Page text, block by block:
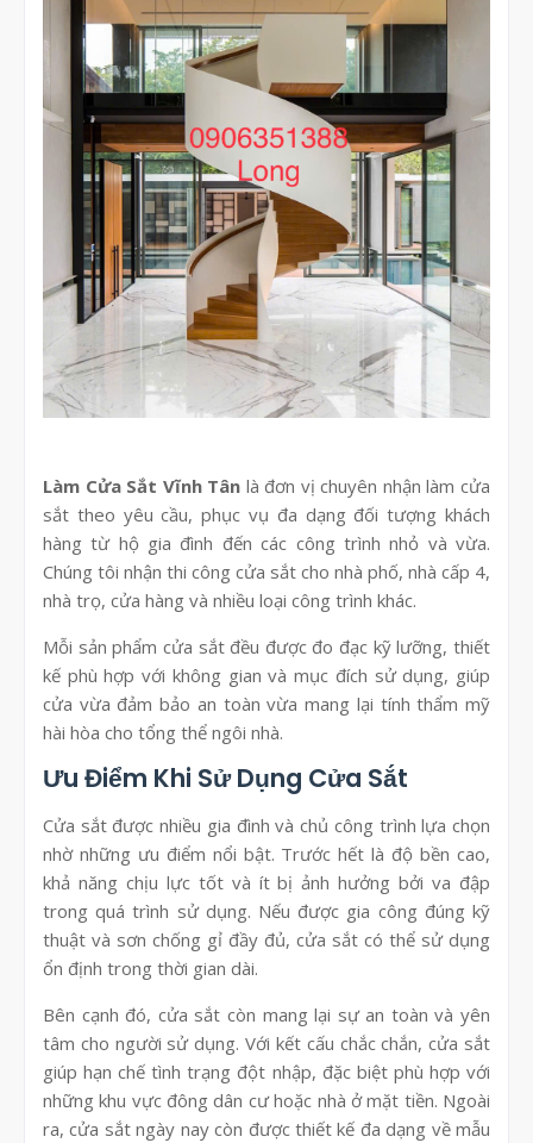
Làm Cửa Sắt Vĩnh Tân là đơn vị chuyên nhận làm cửa
sắt theo yêu cầu, phục vụ đa dạng đối tượng khách
hàng từ hộ gia đình đến các công trình nhỏ và vừa.
Chúng tôi nhận thi công cửa sắt cho nhà phố, nhà cấp 4,
nhà trọ, cửa hàng và nhiều loại công trình khác.
Mỗi sản phẩm cửa sắt đều được đo đạc kỹ lưỡng, thiết
kế phù hợp với không gian và mục đích sử dụng, giúp
cửa vừa đảm bảo an toàn vừa mang lại tính thẩm mỹ
hài hòa cho tổng thể ngôi nhà.
Ưu Điểm Khi Sử Dụng Cửa Sắt
Cửa sắt được nhiều gia đình và chủ công trình lựa chọn
nhờ những ưu điểm nổi bật. Trước hết là độ bền cao,
khả năng chịu lực tốt và ít bị ảnh hưởng bởi va đập
trong quá trình sử dụng. Nếu được gia công đúng kỹ
thuật và sơn chống gỉ đầy đủ, cửa sắt có thể sử dụng
ổn định trong thời gian dài.
Bên cạnh đó, cửa sắt còn mang lại sự an toàn và yên
tâm cho người sử dụng. Với kết cấu chắc chắn, cửa sắt
giúp hạn chế tình trạng đột nhập, đặc biệt phù hợp với
những khu vực đông dân cư hoặc nhà ở mặt tiền. Ngoài
ra, cửa sắt ngày nay còn được thiết kế đa dạng về mẫu